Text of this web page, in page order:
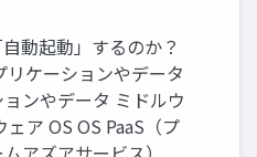
動起動」するのか？
リケーションやデータ
ンやデータ ミドルウ
ェア OS OS PaaS（プ